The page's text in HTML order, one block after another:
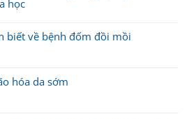
học
biết về bệnh đốm đồi mồi
hóa da sớm